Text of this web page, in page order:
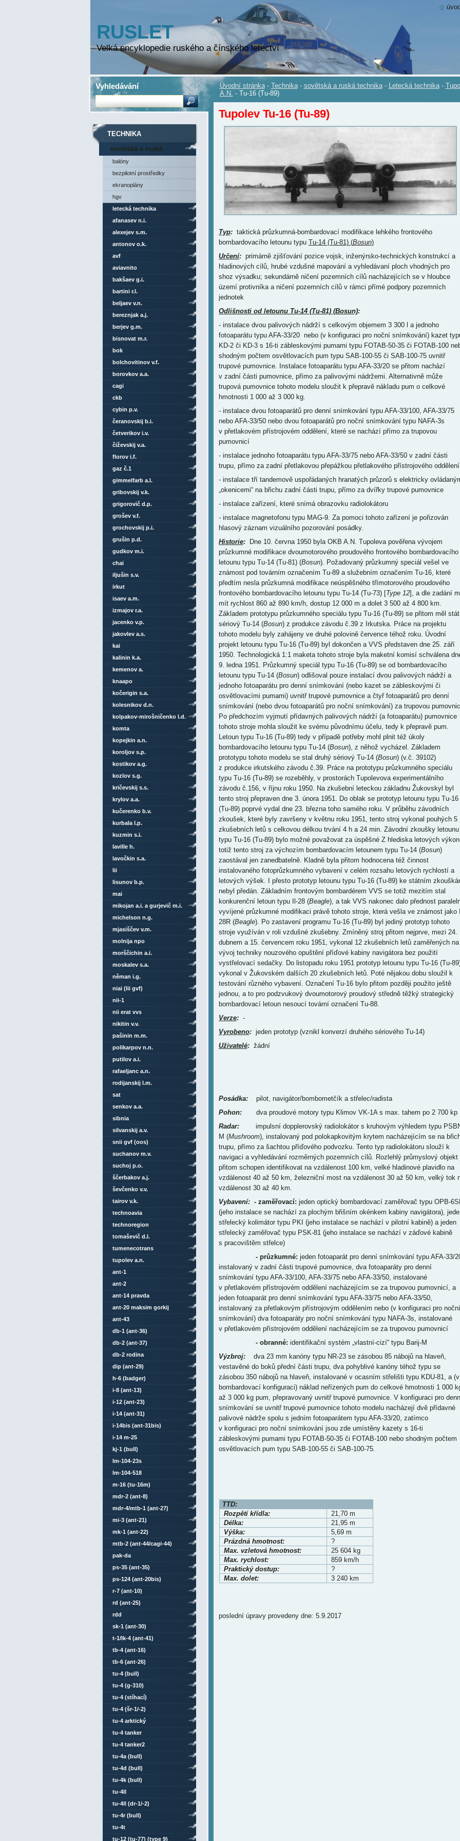
RUSLET
Velká encyklopedie ruského a čínského letectví
Úvodní stránka - Technika - sovětská a ruská technika - Letecká technika -
A.N. - Tu-16 (Tu-89)
Tupolev Tu-16 (Tu-89)
Typ:taktická průzkumná-bombardovací modifikace lehkého frontového
bombardovacího letounu typu Tu-14 (Tu-81) (Bosun)
Určení:primárně zjišťování pozice vojsk, inženýrsko-technických konstrukcí a
hladinových cílů, hrubé vzdušné mapování a vyhledávaní ploch vhodných pro
shoz výsadku; sekundárně ničení pozemních cílů nacházejících se v hloubce
území protivníka a ničení pozemních cílů v rámci přímé podpory pozemních
jednotek
Odlišnosti od letounu Tu-14 (Tu-81) (Bosun):
- instalace dvou palivových nádrží s celkovým objemem 3 300 l a jednoho
fotoaparátu typu AFA-33/20 nebo (v konfiguraci pro noční snímkování) kazet
KD-2 či KD-3 s 16-ti zábleskovými pumami typu FOTAB-50-35 či FOTAB-100
shodným počtem osvětlovacích pum typu SAB-100-55 či SAB-100-75 uvnitř
trupové pumovnice. Instalace fotoaparátu typu AFA-33/20 se přitom nachází
v zadní části pumovnice, přímo za palivovými nádržemi. Alternativně může
trupová pumovnice tohoto modelu sloužit k přepravě nákladu pum o celkové
hmotnosti 1 000 až 3 000 kg.
- instalace dvou fotoaparátů pro denní snímkování typu AFA-33/100, AFA-33/75
nebo AFA-33/50 nebo dvou fotoaparátů pro noční snímkování typu NAFA-3s
v přetlakovém přístrojovém oddělení, které se nachází přímo za trupovou
pumovnicí
- instalace jednoho fotoaparátu typu AFA-33/75 nebo AFA-33/50 v zadní části
trupu, přímo za zadní přetlakovou přepážkou přetlakového přístrojového oddělení
- instalace tří tandemově uspořádaných hranatých průzorů s elektricky
„okenicemi“ na břichu zadní části trupu, přímo za dvířky trupové pumovnice
- instalace zařízení, které snímá obrazovku radiolokátoru
- instalace magnetofonu typu MAG-9. Za pomoci tohoto zařízení je pořizován
hlasový záznam vizuálního pozorování posádky.
Historie:Dne 10. června 1950 byla OKB A.N. Tupoleva pověřena vývojem
průzkumné modifikace dvoumotorového proudového frontového bombardovacího
letounu typu Tu-14 (Tu-81) (Bosun). Požadovaný průzkumný speciál vešel ve
známost pod továrním označením Tu-89 a služebním označením Tu-16, které
předtím nesla průzkumná modifikace neúspěšného třímotorového proudového
frontového bombardovacího letounu typu Tu-14 (Tu-73) [Type 12], a dle zadání
mít rychlost 860 až 890 km/h, dostup 12 000 m a dolet 3 500 až 4 800 km.
Základem prototypu průzkumného speciálu typu Tu-16 (Tu-89) se přitom měl stát
sériový Tu-14 (Bosun) z produkce závodu č.39 z Irkutska. Práce na projektu
tohoto modelu byly zahájeny ve druhé polovině července téhož roku. Úvodní
projekt letounu typu Tu-16 (Tu-89) byl dokončen a VVS představen dne 25. září
1950. Technologická 1:1 maketa tohoto stroje byla maketní komisí schválena
9. ledna 1951. Průzkumný speciál typu Tu-16 (Tu-89) se od bombardovacího
letounu typu Tu-14 (Bosun) odlišoval pouze instalací dvou palivových nádrží a
jednoho fotoaparátu pro denní snímkování (nebo kazet se zábleskovými či
osvětlovacími pumami) uvnitř trupové pumovnice a čtyř fotoaparátů pro denní
snímkování (nebo dvou fotoaparátů pro noční snímkování) za trupovou
Po předchozím vyjmutí přídavných palivových nádrží (a fotoaparátu) pumovnice
tohoto stroje mohla sloužit ke svému původnímu účelu, tedy k přepravě pum.
Letoun typu Tu-16 (Tu-89) tedy v případě potřeby mohl plnit též úkoly
bombardovacího letounu typu Tu-14 (Bosun), z něhož vycházel. Základem
prototypu tohoto modelu se stal druhý sériový Tu-14 (Bosun) (v.č. 39102)
z produkce irkutského závodu č.39. Práce na prototypu průzkumného speciálu
typu Tu-16 (Tu-89) se rozeběhly, v prostorách Tupolevova experimentálního
závodu č.156, v říjnu roku 1950. Na zkušební leteckou základnu Žukovskyl byl
tento stroj přepraven dne 3. února 1951. Do oblak se prototyp letounu typu Tu-16
(Tu-89) poprvé vydal dne 23. března toho samého roku. V průběhu závodních
zkoušek, které byly završeny v květnu roku 1951, tento stroj vykonal pouhých 5
zkušebních letů s celkovou délkou trvání 4 h a 24 min. Závodní zkoušky letounu
typu Tu-16 (Tu-89) bylo možné považovat za úspěšné Z hlediska letových
totiž tento stroj za výchozím bombardovacím letounem typu Tu-14 (Bosun)
zaostával jen zanedbatelně. Kladně byla přitom hodnocena též činnost
instalovaného fotoprůzkumného vybavení v celém rozsahu letových rychlostí a
letových výšek. I přesto prototyp letounu typu Tu-16 (Tu-89) ke státním
nebyl předán. Základním frontovým bombardérem VVS se totiž mezitím stal
konkurenční letoun typu Il-28 (Beagle), a tak VVS nakonec dalo přednost
vyvíjené průzkumné modifikaci právě tohoto stroje, která vešla ve známost jako
28R (Beagle). Po zastavení programu Tu-16 (Tu-89) byl jediný prototyp tohoto
stroje využíván v roli vzdušné zkušebny. Zmíněný stroj přitom nejprve, mezi 24.
dubnem a 15. červencem roku 1951, vykonal 12 zkušebních letů zaměřených na
vývoj techniky nouzového opuštění příďové kabiny navigátora bez použití
vystřelovací sedačky. Do listopadu roku 1951 prototyp letounu typu Tu-16 (Tu-
vykonal v Žukovském dalších 20 zkušebních letů. Poté nějakou dobu sloužil k
testování různého vybavení. Označení Tu-16 bylo přitom později použito ještě
jednou, a to pro podzvukový dvoumotorový proudový středně těžký strategický
bombardovací letoun nesoucí tovární označení Tu-88.
Verze:-
Vyrobeno:jeden prototyp (vznikl konverzí druhého sériového Tu-14)
Uživatelé:žádní
Posádka:pilot, navigátor/bombometčík a střelec/radista
Pohon:dva proudové motory typu Klimov VK-1A s max. tahem po 2 700 kp
Radar:impulsní dopplerovský radiolokátor s kruhovým výhledem typu
M (Mushroom), instalovaný pod polokapkovitým krytem nacházejícím se na
trupu, přímo za šachtou příďového podvozku. Tento typ radiolokátoru slouží k
navigaci a vyhledávání rozměrných pozemních cílů. Rozlehlý průmyslový objekt
přitom schopen identifikovat na vzdálenost 100 km, velké hladinové plavidlo na
vzdálenost 40 až 50 km, železniční most na vzdálenost 30 až 50 km, velký tok
vzdálenost 30 až 40 km.
Vybavení: - zaměřovací: jeden optický bombardovací zaměřovač typu OPB-
(jeho instalace se nachází za plochým břišním okénkem kabiny navigátora),
střelecký kolimátor typu PKI (jeho instalace se nachází v pilotní kabině) a jeden
střelecký zaměřovač typu PSK-81 (jeho instalace se nachází v záďové kabině
s pracovištěm střelce)
- průzkumné: jeden fotoaparát pro denní snímkování typu AFA-33/
instalovaný v zadní části trupové pumovnice, dva fotoaparáty pro denní
snímkování typu AFA-33/100, AFA-33/75 nebo AFA-33/50, instalované
v přetlakovém přístrojovém oddělení nacházejícím se za trupovou pumovnicí, a
jeden fotoaparát pro denní snímkování typu AFA-33/75 nebo AFA-33/50,
instalovaný za přetlakovým přístrojovým oddělením nebo (v konfiguraci pro noční
snímkování) dva fotoaparáty pro noční snímkování typu NAFA-3s, instalované
v přetlakovém přístrojovém oddělení nacházejícím se za trupovou pumovnicí
- obranné: identifikační systém „vlastní-cizí“ typu Barij-M
Výzbroj:dva 23 mm kanóny typu NR-23 se zásobou 85 nábojů na hlaveň,
vestavěné do boků přední části trupu, dva pohyblivé kanóny téhož typu se
zásobou 350 nábojů na hlaveň, instalované v ocasním střelišti typu KDU-81, a (v
bombardovací konfiguraci) náklad neřízených pum do celkové hmotnosti 1 000
až 3 000 kg pum, přepravovaný uvnitř trupové pumovnice. V konfiguraci pro
snímkování se uvnitř trupové pumovnice tohoto modelu nacházejí dvě přídavné
palivové nádrže spolu s jedním fotoaparátem typu AFA-33/20, zatímco
v konfiguraci pro noční snímkování jsou zde umístěny kazety s 16-ti
zábleskovými pumami typu FOTAB-50-35 či FOTAB-100 nebo shodným počtem
osvětlovacích pum typu SAB-100-55 či SAB-100-75.
TTD:
Rozpětí křídla:
21,70 m
Délka:
21,95 m
Výška:
5,69 m
Prázdná hmotnost:
?
Max. vzletová hmotnost:
25 604 kg
Max. rychlost:
859 km/h
Praktický dostup:
?
Max. dolet:
3 240 km
poslední úpravy provedeny dne: 5.9.2017
TECHNIKA
sovětská a ruská
technika
balóny
bezpilotní prostředky
ekranoplány
hgv
letecká technika
afanasev n.i.
alexejev s.m.
antonov o.k.
avf
aviavnito
bakšaev g.i.
bartini r.l.
beljaev v.n.
bereznjak a.j.
berjev g.m.
bisnovat m.r.
bok
bolchovitinov v.f.
borovkov a.a.
cagi
ckb
cybin p.v.
čeranovskij b.i.
četverikov i.v.
čiževskij v.a.
florov i.f.
gaz č.1
gimmelfarb a.l.
gribovskij v.k.
grigorovič d.p.
grošev v.f.
grochovskij p.i.
grušin p.d.
gudkov m.i.
chai
iljušin s.v.
irkut
isaev a.m.
izmajov r.a.
jacenko v.p.
jakovlev a.s.
kai
kalinin k.a.
kemenov a.
knaapo
kočerigin s.a.
kolesnikov d.n.
kolpakov-mirošničenko l.d.
komta
kopejkin a.n.
koroljov s.p.
kostikov a.g.
kozlov s.g.
kričevskij s.s.
krylov a.a.
kučerenko b.v.
kurbala l.p.
kuzmin s.i.
laville h.
lavočkin s.a.
lii
lisunov b.p.
mai
mikojan a.i. a gurjevič m.i.
michelson n.g.
mjasiščev v.m.
molnija npo
morščichin a.i.
moskalev s.a.
něman i.g.
niai (lii gvf)
nii-1
nii erat vvs
nikitin v.v.
pašinin m.m.
polikarpov n.n.
putilov a.i.
rafaeljanc a.n.
rodijanskij l.m.
sat
senkov a.a.
sibnia
silvanskij a.v.
snii gvf (oos)
suchanov m.v.
suchoj p.o.
ščerbakov a.j.
ševčenko v.v.
tairov v.k.
technoavia
technoregion
tomaševič d.l.
tumenecotrans
tupolev a.n.
ant-1
ant-2
ant-14 pravda
ant-20 maksim gorkij
ant-43
db-1 (ant-36)
db-2 (ant-37)
db-2 rodina
dip (ant-29)
h-6 (badger)
i-8 (ant-13)
i-12 (ant-23)
i-14 (ant-31)
i-14bis (ant-31bis)
i-14 m-25
kj-1 (bull)
lm-104-23s
lm-104-518
m-16 (tu-16m)
mdr-2 (ant-8)
mdr-4/mtb-1 (ant-27)
mi-3 (ant-21)
mk-1 (ant-22)
mtb-2 (ant-44/cagi-44)
pak-da
ps-35 (ant-35)
ps-124 (ant-20bis)
r-7 (ant-10)
rd (ant-25)
rdd
sk-1 (ant-30)
t-1/lk-4 (ant-41)
tb-4 (ant-16)
tb-6 (ant-26)
tu-4 (bull)
tu-4 (g-310)
tu-4 (stíhací)
tu-4 (šr-1/-2)
tu-4 arktický
tu-4 tanker
tu-4 tanker2
tu-4a (bull)
tu-4d (bull)
tu-4k (bull)
tu-4ll
tu-4ll (dr-1/-2)
tu-4r (bull)
tu-4t
tu-12 (tu-77) (type 9)
Vyhledávání